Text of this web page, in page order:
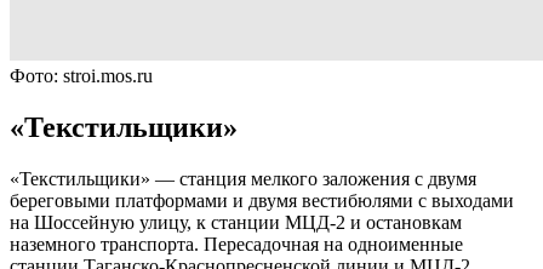
Фото: stroi.mos.ru
«Текстильщики»
«Текстильщики» — станция мелкого заложения с двумя
береговыми платформами и двумя вестибюлями с выходами
на Шоссейную улицу, к станции МЦД-2 и остановкам
наземного транспорта. Пересадочная на одноименные